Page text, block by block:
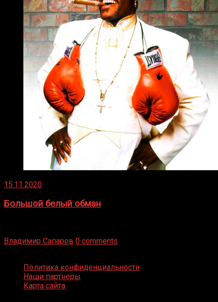
15.11.2020
Большой белый обман
Владимир Сапаров 0 comments
Политика конфиденциальности
Наши партнеры
Карта сайта